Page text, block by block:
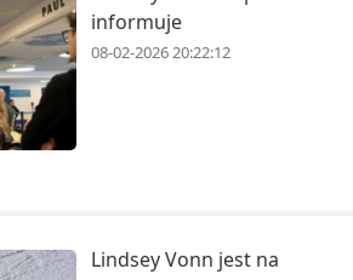
informuje
08-02-2026 20:22:12
Lindsey Vonn jest na